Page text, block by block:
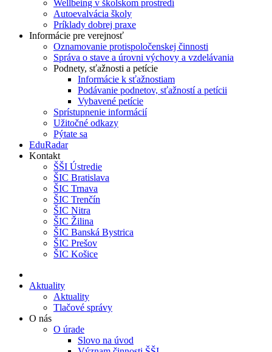
Wellbeing v školskom prostredí
Autoevalvácia školy
Príklady dobrej praxe
Informácie pre verejnosť
Oznamovanie protispoločenskej činnosti
Správa o stave a úrovni výchovy a vzdelávania
Podnety, sťažnosti a petície
Informácie k sťažnostiam
Podávanie podnetov, sťažností a petícii
Vybavené petície
Sprístupnenie informácií
Užitočné odkazy
Pýtate sa
EduRadar
Kontakt
ŠŠI Ústredie
ŠIC Bratislava
ŠIC Trnava
ŠIC Trenčín
ŠIC Nitra
ŠIC Žilina
ŠIC Banská Bystrica
ŠIC Prešov
ŠIC Košice
Aktuality
Aktuality
Tlačové správy
O nás
O úrade
Slovo na úvod